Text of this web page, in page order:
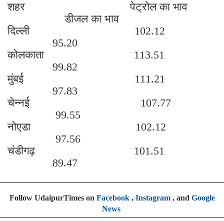
शहर पेट्रोल का भाव
डीजल का भाव
दिल्ली 102.12
95.20
कोलकाता 113.51
99.82
मुंबई 111.21
97.83
चेन्नई 107.77
99.55
नोएडा 102.12
97.56
चंडीगढ़ 101.51
89.47
Follow UdaipurTimes on Facebook, Instagram, and Google
News